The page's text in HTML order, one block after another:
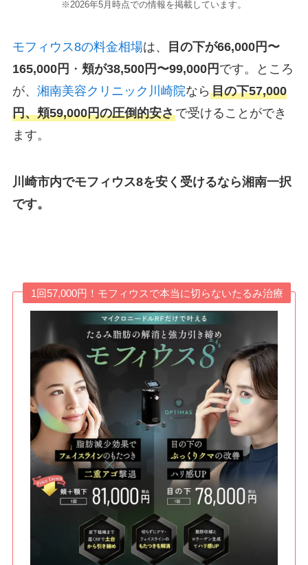
※2026年5月時点での情報を掲載しています 。
モフィウス8の料金相場は、
目の下が66,000円〜
165,000円 ・ 頬が38,500円〜99,000円 です。ところ
が、 湘南美容クリニック川崎院なら 目の下57,000
円、頬59,000円の圧倒的安さで受けることができ
ます。
川崎市内でモフィウス8を安く受けるなら湘南一択
です。
1回57,000円！モフィウスで本当に切らないたるみ治療